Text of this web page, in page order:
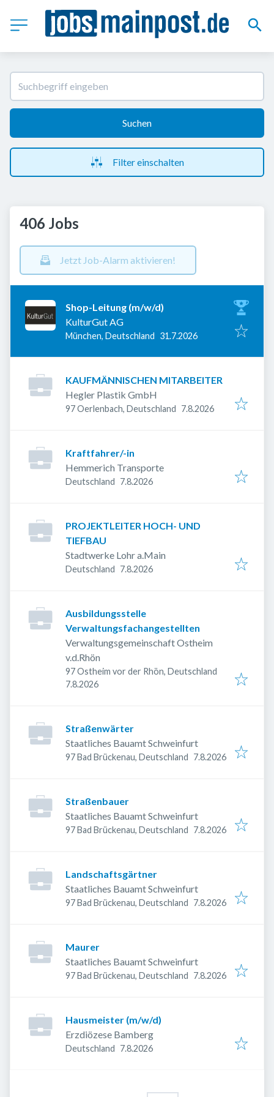
Suchen
Filter einschalten
406 Jobs
Jetzt Job-Alarm aktivieren!
Shop-Leitung (m/w/d)
KulturGut AG
München, Deutschland Veröffentlicht
31.7.2026
KAUFMÄNNISCHEN MITARBEITER
Hegler Plastik GmbH
97 Oerlenbach, Deutschland Veröffentlicht:
7.8.2026
Kraftfahrer/-in
Hemmerich Transporte
Deutschland Veröffentlicht
7.8.2026
PROJEKTLEITER HOCH- UND
TIEFBAU
Stadtwerke Lohr a.Main
Deutschland Veröffentlicht
7.8.2026
Ausbildungsstelle
Verwaltungsfachangestellten
Verwaltungsgemeinschaft Ostheim
v.d.Rhön
97 Ostheim vor der Rhön, Deutschland
Veröffentlicht
7.8.2026
Straßenwärter
Staatliches Bauamt Schweinfurt
97 Bad Brückenau, Deutschland Veröffentlicht
7.8.2026
Straßenbauer
Staatliches Bauamt Schweinfurt
97 Bad Brückenau, Deutschland Veröffentlicht
7.8.2026
Landschaftsgärtner
Staatliches Bauamt Schweinfurt
97 Bad Brückenau, Deutschland Veröffentlicht
7.8.2026
Maurer
Staatliches Bauamt Schweinfurt
97 Bad Brückenau, Deutschland Veröffentlicht
7.8.2026
Hausmeister (m/w/d)
Erzdiözese Bamberg
Deutschland Veröffentlicht
7.8.2026